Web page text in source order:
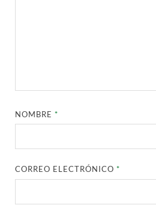
NOMBRE*
CORREO ELECTRÓNICO*